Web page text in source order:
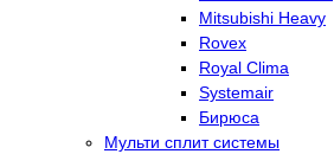
Mitsubishi Heavy
Rovex
Royal Clima
Systemair
Бирюса
Мульти сплит системы